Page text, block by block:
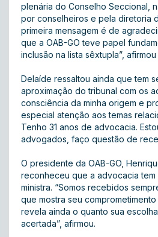
plenária do Conselho Seccional,
por conselheiros e pela diretoria
primeira mensagem é de
que a OAB-GO teve papel
inclusão na lista sêxtupla”, afirmou
Delaíde ressaltou ainda que tem
aproximação do tribunal com os
consciência da minha origem e
especial atenção aos temas
Tenho 31 anos de advocacia.
advogados, faço questão de
O presidente da OAB-GO,
reconheceu que a advocacia
ministra. “Somos recebidos
que mostra seu
revela ainda o quanto sua
acertada”, afirmou.